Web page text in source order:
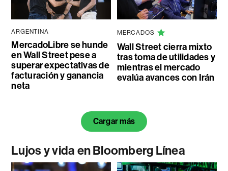
ARGENTINA
MercadoLibre se hunde
en Wall Street pese a
superar expectativas de
facturación y ganancia
neta
MERCADOS
Wall Street cierra mixto
tras toma de utilidades y
mientras el mercado
evalúa avances con Irán
Cargar más
Lujos y vida en Bloomberg Línea